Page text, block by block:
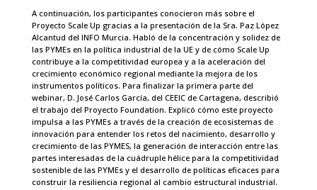
A continuación, los participantes conocieron más sobre el
Proyecto Scale Up gracias a la presentación de la Sra. Paz López
Alcantud del INFO Murcia. Habló de la concentración y solidez de
las PYMEs en la política industrial de la UE y de cómo Scale Up
contribuye a la competitividad europea y a la aceleración del
crecimiento económico regional mediante la mejora de los
instrumentos políticos. Para finalizar la primera parte del
webinar, D. José Carlos García, del CEEIC de Cartagena, describió
el trabajo del Proyecto Foundation. Explicó cómo este proyecto
impulsa a las PYMEs a través de la creación de ecosistemas de
innovación para entender los retos del nacimiento, desarrollo y
crecimiento de las PYMES, la generación de interacción entre las
partes interesadas de la cuádruple hélice para la competitividad
sostenible de las PYMEs y el desarrollo de políticas eficaces para
construir la resiliencia regional al cambio estructural industrial.